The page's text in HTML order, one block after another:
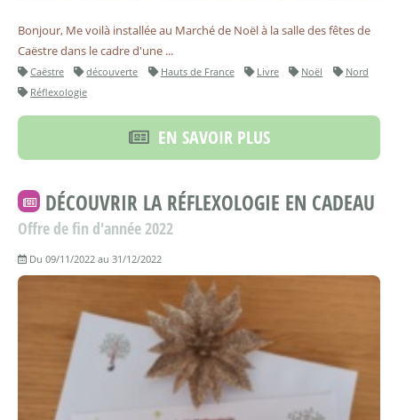
Bonjour, Me voilà installée au Marché de Noël à la salle des fêtes de
Caëstre dans le cadre d'une ...
Caëstre découverte Hauts de France Livre Noël
Nord
Réflexologie
EN SAVOIR PLUS
DÉCOUVRIR LA RÉFLEXOLOGIE EN CADEAU
Offre de fin d'année 2022
Du 09/11/2022 au 31/12/2022